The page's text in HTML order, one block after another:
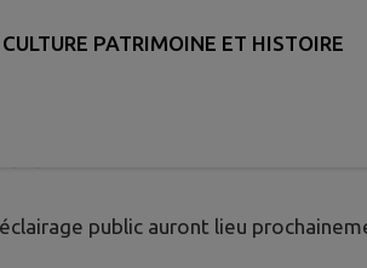
PATRIMOINE ET HISTOIRE
public auront lieu